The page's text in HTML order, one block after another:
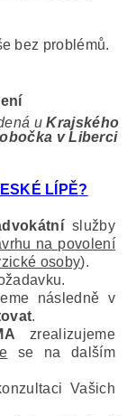
bez problémů.
u Krajského
v Liberci
LÍPĚ?
služby
na povolení
osoby).
následně v
.
zrealizujeme
se na dalším
Vašich